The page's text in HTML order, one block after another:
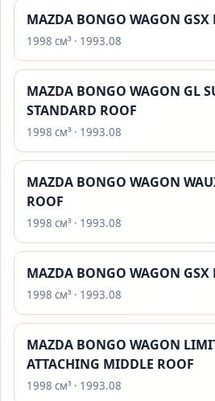
MAZDA BONGO WAGON GSX
1998 см³ · 1993.08
MAZDA BONGO WAGON GL
STANDARD ROOF
1998 см³ · 1993.08
MAZDA BONGO WAGON
ROOF
1998 см³ · 1993.08
MAZDA BONGO WAGON GSX
1998 см³ · 1993.08
MAZDA BONGO WAGON
ATTACHING MIDDLE ROOF
1998 см³ · 1993.08